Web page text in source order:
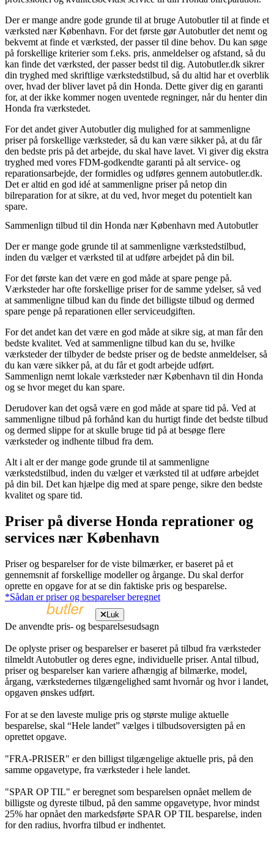
Der er mange andre gode grunde til at bruge Autobutler til at finde et
værksted nær København. For det første gør Autobutler det nemt og
bekvemt at finde et værksted, der passer til dine behov. Du kan søge
på forskellige kriterier som f.eks. pris, anmeldelser og afstand, så du
kan finde det værksted, der passer bedst til dig. Autobutler.dk sikrer
din tryghed med skriftlige værkstedstilbud, så du altid har et overblik
over, hvad der bliver lavet på din Honda. Dette giver dig en garanti
for, at der ikke kommer nogen uventede regninger, når du henter din
Honda fra værkstedet.
For det andet giver Autobutler dig mulighed for at sammenligne
priser på forskellige værksteder, så du kan være sikker på, at du får
den bedste pris på det arbejde, du skal have lavet. Vi giver dig ekstra
tryghed med vores FDM-godkendte garanti på alt service- og
reparationsarbejde, der formidles og udføres gennem autobutler.dk.
Det er altid en god idé at sammenligne priser på netop din
bilreparation for at sikre, at du ved, hvor meget du potentielt kan
spare.
Sammenlign tilbud til din Honda nær København med Autobutler
Der er mange gode grunde til at sammenligne værkstedstilbud,
inden du vælger et værksted til at udføre arbejdet på din bil.
For det første kan det være en god måde at spare penge på.
Værksteder har ofte forskellige priser for de samme ydelser, så ved
at sammenligne tilbud kan du finde det billigste tilbud og dermed
spare penge på reparationen eller serviceudgiften.
For det andet kan det være en god måde at sikre sig, at man får den
bedste kvalitet. Ved at sammenligne tilbud kan du se, hvilke
værksteder der tilbyder de bedste priser og de bedste anmeldelser, så
du kan være sikker på, at du får et godt arbejde udført.
Sammenlign nemt lokale værksteder nær København til din Honda
og se hvor meget du kan spare.
Derudover kan det også være en god måde at spare tid på. Ved at
sammenligne tilbud på forhånd kan du hurtigt finde det bedste tilbud
og dermed slippe for at skulle bruge tid på at besøge flere
værksteder og indhente tilbud fra dem.
Alt i alt er der mange gode grunde til at sammenligne
værkstedstilbud, inden du vælger et værksted til at udføre arbejdet
på din bil. Det kan hjælpe dig med at spare penge, sikre den bedste
kvalitet og spare tid.
Priser på diverse Honda reprationer og
services nær København
Priser og besparelser for de viste bilmærker, er baseret på et
gennemsnit af forskellige modeller og årgange. Du skal derfor
oprette en opgave for at se din faktiske pris og besparelse.
*Sådan er priser og besparelser beregnet
Luk
De anvendte pris- og besparelsesudsagn
De oplyste priser og besparelser er baseret på tilbud fra værksteder
tilmeldt Autobutler og deres egne, individuelle priser. Antal tilbud,
priser og besparelser kan variere afhængig af bilmærke, model,
årgang, værkstedernes tilgængelighed samt hvornår og hvor i landet,
opgaven ønskes udført.
For at se den laveste mulige pris og største mulige aktuelle
besparelse, skal “Hele landet” vælges i tilbudsoversigten på en
oprettet opgave.
"FRA-PRISER" er den billigst tilgængelige aktuelle pris, på den
samme opgavetype, fra værksteder i hele landet.
"SPAR OP TIL" er beregnet som besparelsen opnået mellem de
billigste og dyreste tilbud, på den samme opgavetype, hvor mindst
25% har opnået den markedsførte SPAR OP TIL besparelse, inden
for den radius, hvorfra tilbud er indhentet.